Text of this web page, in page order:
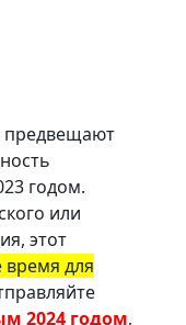
предвещают
годом.
или
этот
время для
2024 годом,